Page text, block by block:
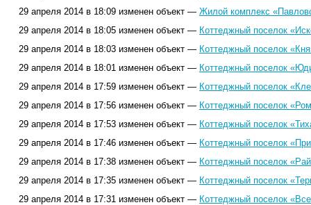
29 апреля 2014 в 18:09 изменен объект — Жилой комплекс
29 апреля 2014 в 18:05 изменен объект — Коттеджный поселок
29 апреля 2014 в 18:03 изменен объект — Коттеджный поселок
29 апреля 2014 в 18:01 изменен объект — Коттеджный поселок
29 апреля 2014 в 17:59 изменен объект — Коттеджный поселок
29 апреля 2014 в 17:56 изменен объект — Коттеджный поселок
29 апреля 2014 в 17:53 изменен объект — Коттеджный поселок
29 апреля 2014 в 17:46 изменен объект — Коттеджный поселок
29 апреля 2014 в 17:38 изменен объект — Коттеджный поселок
29 апреля 2014 в 17:35 изменен объект — Коттеджный поселок
29 апреля 2014 в 17:31 изменен объект — Коттеджный поселок